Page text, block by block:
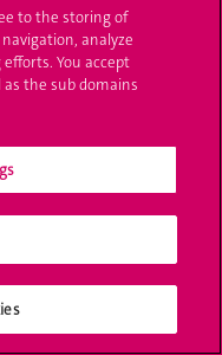
to the storing of
analyze
You accept
the sub domains